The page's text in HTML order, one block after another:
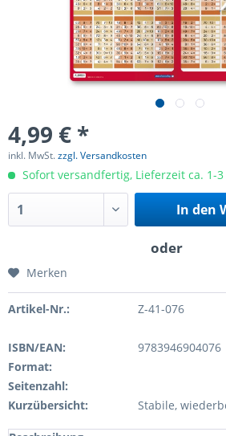
4,99 € *
inkl. MwSt.zzgl. Versandkosten
Sofort versandfertig, Lieferzeit ca. 1-3
In den
Merken
Artikel-Nr.: Z-41-076
ISBN/EAN:
9783946904076
Format:
Seitenzahl:
Kurzübersicht:
Stabile,